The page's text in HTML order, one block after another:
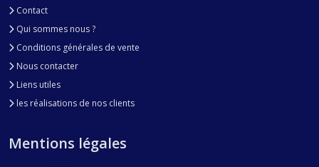
Contact
Qui sommes nous ?
Conditions générales de vente
Nous contacter
Liens utiles
les réalisations de nos clients
Mentions légales